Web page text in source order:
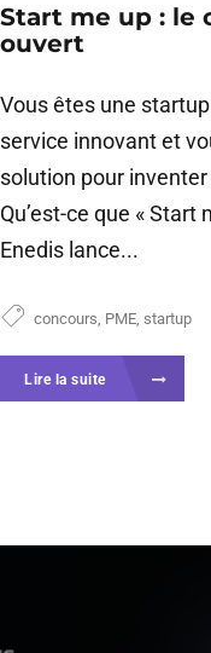
Start me up : le
ouvert
Vous êtes une
service innovant et
solution pour inventer
Qu’est-ce que « Start
Enedis lance...
concours PME startup
Lire la suite